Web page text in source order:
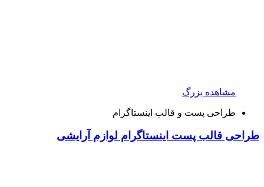
مشاهده بزرگ
طراحی پست و قالب اینستاگرام
طراحی قالب پست اینستاگرام لوازم آرایشی